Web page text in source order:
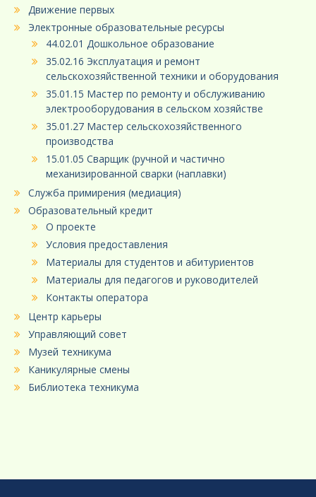
Движение первых
Электронные образовательные ресурсы
44.02.01 Дошкольное образование
35.02.16 Эксплуатация и ремонт
сельскохозяйственной техники и оборудования
35.01.15 Мастер по ремонту и обслуживанию
электрооборудования в сельском хозяйстве
35.01.27 Мастер сельскохозяйственного
производства
15.01.05 Сварщик (ручной и частично
механизированной сварки (наплавки)
Служба примирения (медиация)
Образовательный кредит
О проекте
Условия предоставления
Материалы для студентов и абитуриентов
Материалы для педагогов и руководителей
Контакты оператора
Центр карьеры
Управляющий совет
Музей техникума
Каникулярные смены
Библиотека техникума